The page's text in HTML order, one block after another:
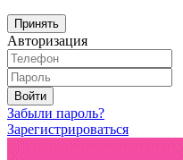
Принять
Авторизация
Войти
Забыли пароль?
Зарегистрироваться